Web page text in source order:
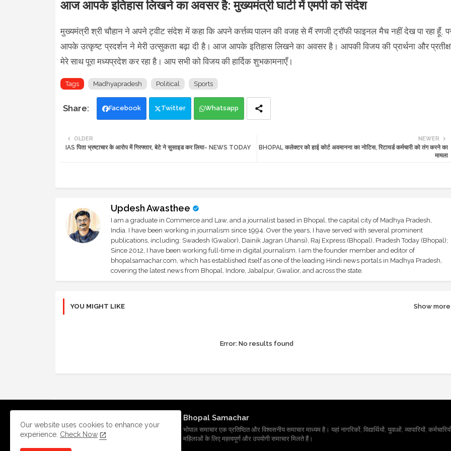
आज आपके इतिहास लिखने का अवसर है: मुख्यमंत्री घाटी में एमपी को संदेश
मुख्यमंत्री श्री चौहान ने अपने ट्वीट संदेश में कहा कि अपने कर्त्तव्य पालन की वजह से मैं रणजी ट्रॉफी फाइनल मैच नहीं देख पा रहा हूँ,
आपके उत्कृष्ट प्रदर्शन ने मेरी उत्सुकता बढ़ा दी है। आज आपके इतिहास लिखने का अवसर है। आपकी विजय की प्रार्थना और
मेरे साथ पूरा मध्यप्रदेश कर रहा है। आप सभी को विजय की हार्दिक शुभकामनाएँ।
Tags Madhyapradesh Political Sports
Facebook Twitter Whatsapp
NEWER
BHOPAL कलेक्टर को हाई कोर्ट अवमानना का नोटिस, रिटायर्ड कर्मचारी को तंग करने का
मामला
OLDER
IAS पिता भ्रष्टाचार के आरोप में गिरफ्तार, बेटे ने सुसाइड कर लिया- NEWS TODAY
Updesh Awasthee
I am a graduate in Commerce and Law, and a journalist based in Bhopal, the capital city of Madhya Pradesh,
India. I have been working in journalism since 1994. Over the years, I have served with several prominent
publications, including: Swadesh (Gwalior), Dainik Jagran (Jhansi), Raj Express (Bhopal), Pradesh Today (Bhopal);
Since 2012, I have been working full-time in digital journalism. I am the founder member and editor of
bhopalsamachar.com, which has established itself as one of the leading Hindi news portals in Madhya Pradesh,
covering the latest news from Bhopal, Indore, Jabalpur, Gwalior, and across the state.
YOU MIGHT LIKE Show more
Error:No results found
Bhopal Samachar
भोपाल समाचार एक प्रतिष्ठित और विश्वसनीय समाचार माध्यम है। यहां नागरिकों, विद्यार्थियों, युवाओं, व्यापारियों,
महिलाओं के लिए महत्वपूर्ण और उपयोगी समाचार मिलते हैं।
Our website uses cookies to enhance your
experience. Check Now